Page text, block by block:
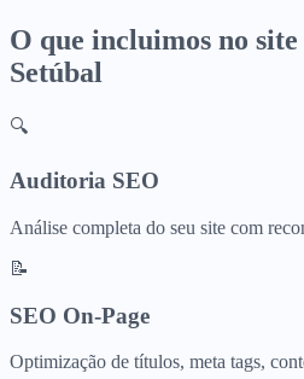
O que incluimos no
Setúbal
🔍
Auditoria SEO
Análise completa do seu site com
📝
SEO On-Page
Optimização de títulos, meta tags,